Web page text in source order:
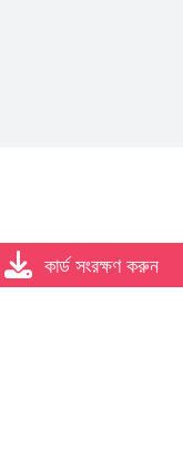
কার্ড সংরক্ষণ করুন